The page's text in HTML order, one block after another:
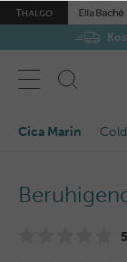
Cica Marin